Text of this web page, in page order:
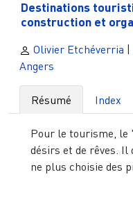
Destinations
construction et
Olivier Etchéverria |
Angers
Résumé Index
Pour le tourisme, le
désirs et de rêves. Il
ne plus choisie des